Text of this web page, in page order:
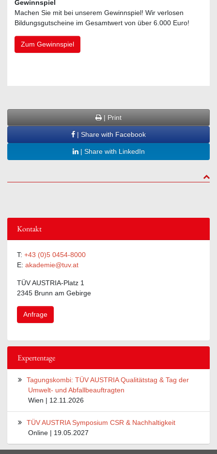
Gewinnspiel
Machen Sie mit bei unserem Gewinnspiel! Wir verlosen
Bildungsgutscheine im Gesamtwert von über 6.000 Euro!
Zum Gewinnspiel
| Print
| Share with Facebook
| Share with LinkedIn
to
Kontakt
T: +43 (0)5 0454-8000
E: akademie@tuv.at
TÜV AUSTRIA-Platz 1
2345 Brunn am Gebirge
Anfrage
Expertentage
Tagungskombi: TÜV AUSTRIA Qualitätstag & Tag der
Umwelt- und Abfallbeauftragten
Wien | 12.11.2026
TÜV AUSTRIA Symposium CSR & Nachhaltigkeit
Online | 19.05.2027